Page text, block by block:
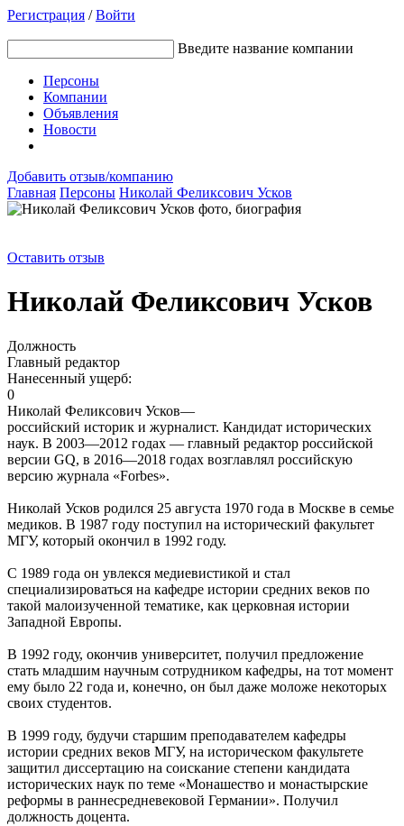
Регистрация /Войти
Введите название компании
Персоны
Компании
Объявления
Новости
Добавить отзыв/компанию
Главная Персоны Николай Феликсович Усков
Оставить отзыв
Николай Феликсович Усков
Должность
Главный редактор
Нанесенный ущерб:
0
Николай Феликсович Усков—
российский историк и журналист. Кандидат исторических
наук. В 2003—2012 годах — главный редактор российской
версии GQ, в 2016—2018 годах возглавлял российскую
версию журнала «Forbes».
Николай Усков родился 25 августа 1970 года в Москве в семье
медиков. В 1987 году поступил на исторический факультет
МГУ, который окончил в 1992 году.
С 1989 года он увлекся медиевистикой и стал
специализироваться на кафедре истории средних веков по
такой малоизученной тематике, как церковная истории
Западной Европы.
В 1992 году, окончив университет, получил предложение
стать младшим научным сотрудником кафедры, на тот момент
ему было 22 года и, конечно, он был даже моложе некоторых
своих студентов.
В 1999 году, будучи старшим преподавателем кафедры
истории средних веков МГУ, на историческом факультете
защитил диссертацию на соискание степени кандидата
исторических наук по теме «Монашество и монастырские
реформы в раннесредневековой Германии». Получил
должность доцента.